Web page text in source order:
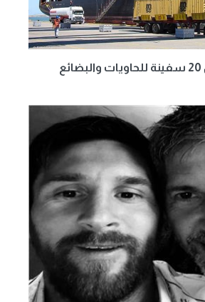
ميناء دمياط يتداول 20 سفينة للحاويات والبضائع